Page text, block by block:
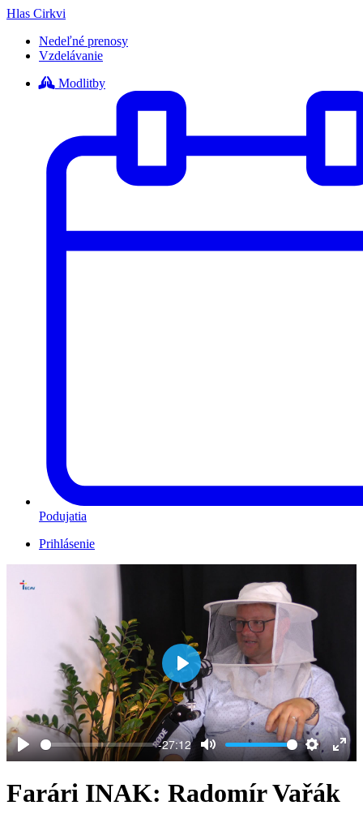
Hlas Cirkvi
Nedeľné prenosy
Vzdelávanie
Modlitby
Podujatia
Prihlásenie
Play
-27:12
Mute Settings
Play
Farári INAK: Radomír Vařák